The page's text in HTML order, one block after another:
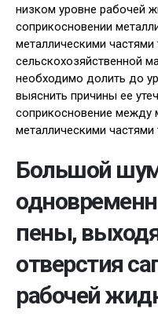
низком уровне рабочей
соприкосновении
металлическими частями
сельскохозяйственной
необходимо долить до
выяснить причины ее
соприкосновение между
металлическими частями
Большой
пены,
отверстия
рабочей